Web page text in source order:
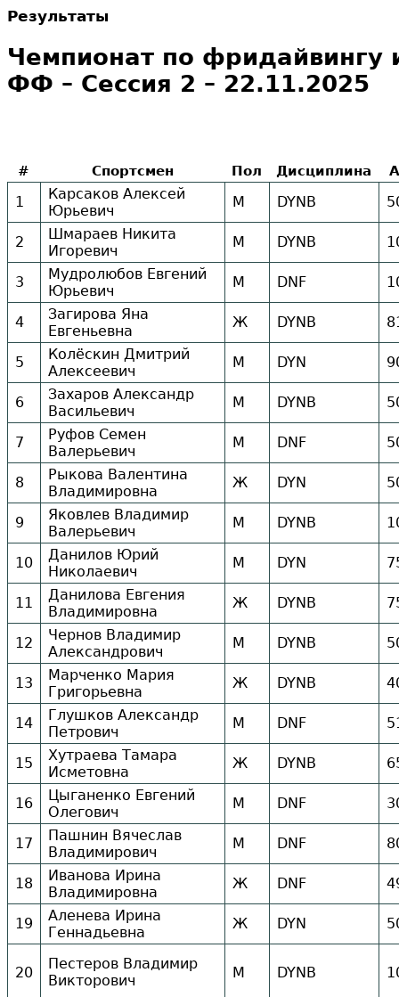
Результаты
Чемпионат по фридайвингу
ФФ – Сессия 2 – 22.11.2025
# Спортсмен Пол Дисциплина
1
Карсаков Алексей
Юрьевич
М DYNB
2
Шмараев Никита
Игоревич
М DYNB
3
Мудролюбов Евгений
Юрьевич
М DNF
4
Загирова Яна
Евгеньевна
Ж DYNB
5
Колёскин Дмитрий
Алексеевич
М DYN
6
Захаров Александр
Васильевич
М DYNB
7
Руфов Семен
Валерьевич
М DNF
8
Рыкова Валентина
Владимировна
Ж DYN
9
Яковлев Владимир
Валерьевич
М DYNB
10
Данилов Юрий
Николаевич
М DYN
11
Данилова Евгения
Владимировна
Ж DYNB
12
Чернов Владимир
Александрович
М DYNB
13
Марченко Мария
Григорьевна
Ж DYNB
14
Глушков Александр
Петрович
М DNF
15
Хутраева Тамара
Исметовна
Ж DYNB
16
Цыганенко Евгений
Олегович
М DNF
17
Пашнин Вячеслав
Владимирович
М DNF
18
Иванова Ирина
Владимировна
Ж DNF
19
Аленева Ирина
Геннадьевна
Ж DYN
20
Пестеров Владимир
Викторович
М DYNB